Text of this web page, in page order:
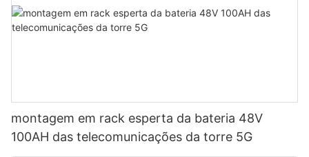
montagem em rack esperta da bateria 48V
100AH ​​das telecomunicações da torre 5G